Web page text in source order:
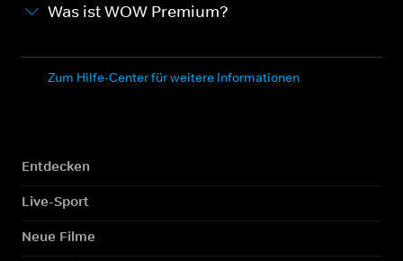
Was ist WOW Premium?
Zum Hilfe-Center für weitere Informationen
Entdecken
Live-Sport
Neue Filme